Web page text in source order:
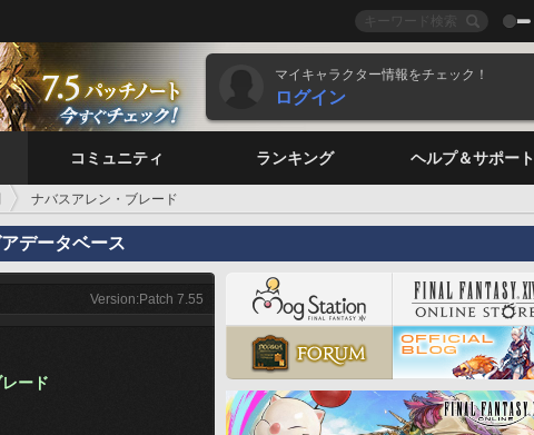
マイキャラクター情報をチェック！
ログイン
コミュニティ ランキング ヘルプ＆サポート
ナバスアレン・ブレード
データベース
Version:Patch 7.55
ード